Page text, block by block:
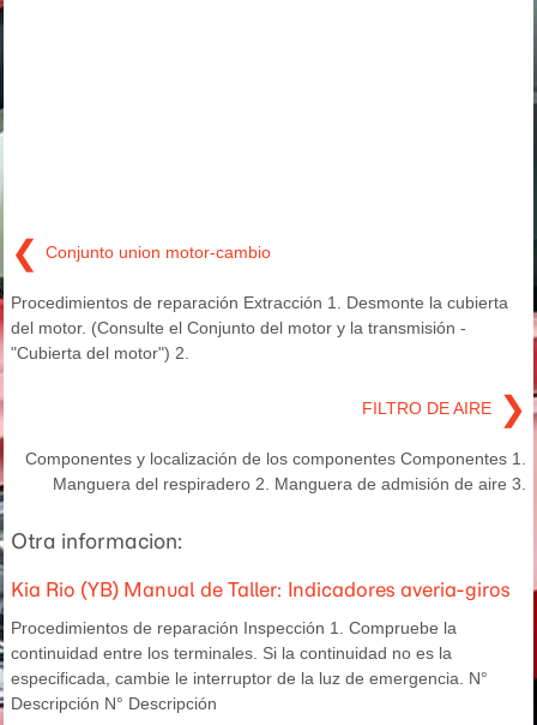
❮ Conjunto union motor-cambio
Procedimientos de reparación Extracción 1. Desmonte la cubierta
del motor. (Consulte el Conjunto del motor y la transmisión -
"Cubierta del motor") 2.
FILTRO DE AIRE ❯
Componentes y localización de los componentes Componentes 1.
Manguera del respiradero 2. Manguera de admisión de aire 3.
Otra informacion:
Kia Rio (YB) Manual de Taller: Indicadores averia-giros
Procedimientos de reparación Inspección 1. Compruebe la
continuidad entre los terminales. Si la continuidad no es la
especificada, cambie le interruptor de la luz de emergencia. N°
Descripción N° Descripción